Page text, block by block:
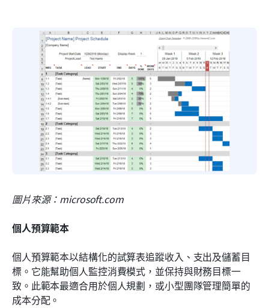
圖片來源：microsoft.com
個人預算範本
個人預算範本以結構化的試算表追蹤收入、支出及儲蓄目
標。它能幫助個人監控消費模式，並保持與財務目標一
致。此範本最適合用於個人規劃，或小型團隊管理簡單的
成本分配。